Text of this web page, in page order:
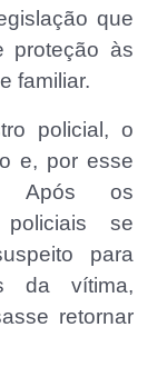
que
proteção às
familiar.
policial, o
e, por esse
Após os
se
para
da vítima,
retornar